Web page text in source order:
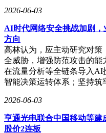
2026-06-03
AI时代网络安全挑战加剧
方向
高林认为，应主动研究对
全威胁，增强防范攻击的
在流量分析等全链条导入
智能决策运转体系；坚持
2026-06-03
亨通光电联合中国移动等
股价2连板